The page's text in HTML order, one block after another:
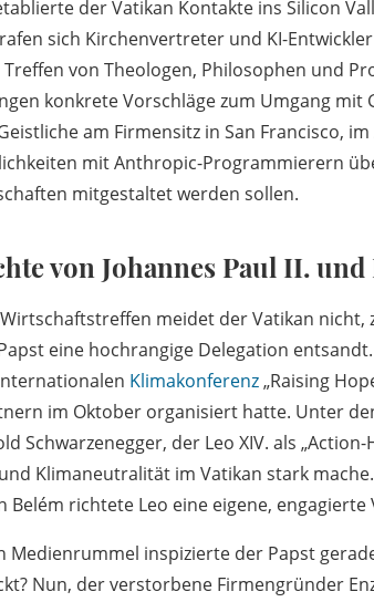
der Vatikan Kontakte ins Silicon
sich Kirchenvertreter und KI-
von Theologen, Philosophen und
konkrete Vorschläge zum Umgang mit
am Firmensitz in San Francisco,
mit Anthropic-Programmierern
mitgestaltet werden sollen.
von Johannes Paul II.
meidet der Vatikan
eine hochrangige Delegation
Klimakonferenz„Raising
im Oktober organisiert hatte. Unter
Schwarzenegger, der Leo XIV. als
Klimaneutralität im Vatikan stark
Belém richtete Leo eine eigene,
Medienrummel inspizierte der Papst
Nun, der verstorbene Firmengründer